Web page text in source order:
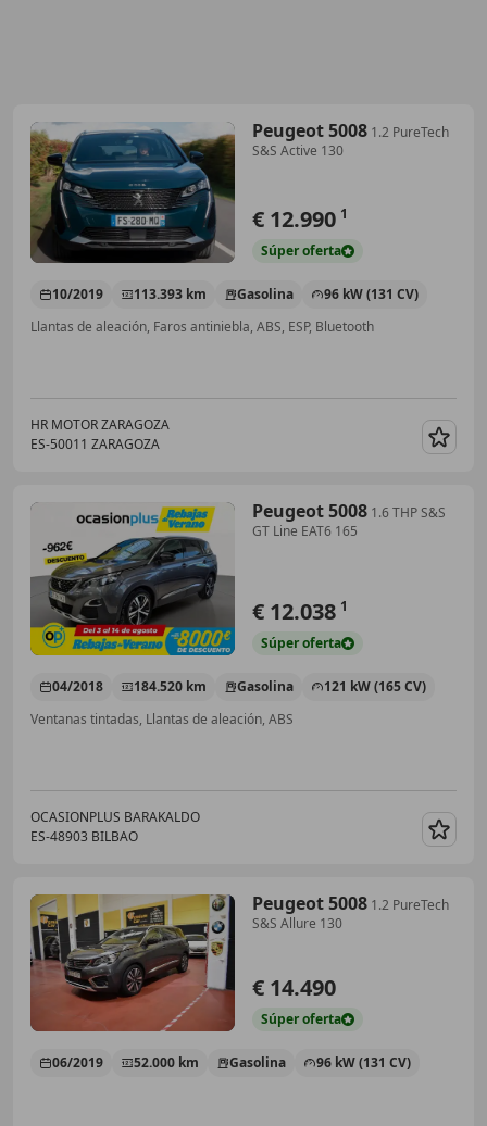
Peugeot 5008 1.2 PureTech
S&S Active 130
€ 12.990 1
Súperoferta
10/2019 113.393 km Gasolina
96 kW (131 CV)
Llantas de aleación, Faros antiniebla, ABS, ESP, Bluetooth
HR MOTOR ZARAGOZA
ES-50011 ZARAGOZA
Peugeot 5008 1.6 THP S&S
GT Line EAT6 165
€ 12.038 1
Súperoferta
04/2018 184.520 km Gasolina
121 kW (165 CV)
Ventanas tintadas, Llantas de aleación, ABS
OCASIONPLUS BARAKALDO
ES-48903 BILBAO
Peugeot 5008 1.2 PureTech
S&S Allure 130
€ 14.490
Súperoferta
06/2019 52.000 km Gasolina 96 kW (131 CV)